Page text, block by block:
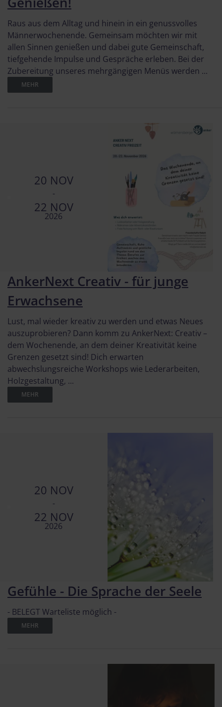
Raus aus dem Alltag und hinein in ein genussvolles
Männerwochenende. Gemeinsam möchten wir mit
allen Sinnen genießen und dabei gute Gemeinschaft,
tiefgehende Impulse und Gespräche erleben. Bei der
Zubereitung unseres mehrgängigen Menüs werden ...
MEHR
20 NOV
-
22 NOV
2026
AnkerNext Creativ - für junge
Erwachsene
Lust, mal wieder kreativ zu werden und etwas Neues
auszuprobieren? Dann komm zu AnkerNext: Creativ –
dem Wochenende, an dem deiner Kreativität keine
Grenzen gesetzt sind! Dich erwarten
abwechslungsreiche Workshops wie Lederarbeiten,
Holzgestaltung, ...
MEHR
20 NOV
-
22 NOV
2026
Gefühle - Die Sprache der Seele
- BELEGT Warteliste möglich -
MEHR